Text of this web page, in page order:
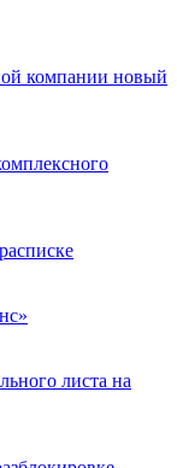
компании новый
листа на